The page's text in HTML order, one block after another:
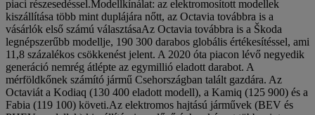
piaci részesedéssel.Modellkínálat: az elektromosított modellek
kiszállítása több mint duplájára nőtt, az Octavia továbbra is a
vásárlók első számú választásaAz Octavia továbbra is a Škoda
legnépszerűbb modellje, 190 300 darabos globális értékesítéssel, ami
11,8 százalékos csökkenést jelent. A 2020 óta piacon lévő negyedik
generáció nemrég átlépte az egymillió eladott darabot. A
mérföldkőnek számító jármű Csehországban talált gazdára. Az
Octaviát a Kodiaq (130 400 eladott modell), a Kamiq (125 900) és a
Fabia (119 100) követi.Az elektromos hajtású járművek (BEV és